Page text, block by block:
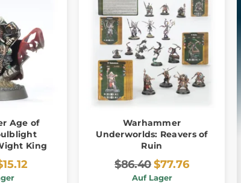
Age of
King
Warhammer
Underworlds: Reavers of
Ruin
$86.40$77.76
Auf Lager